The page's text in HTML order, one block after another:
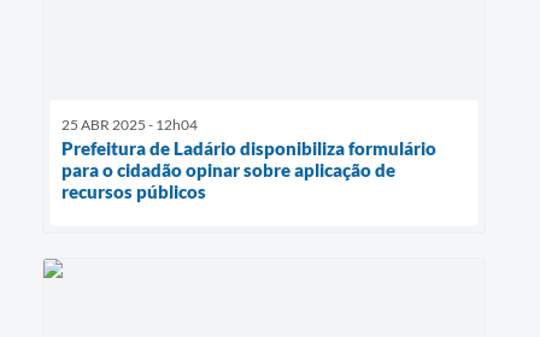
25 ABR 2025 - 12h04
Prefeitura de Ladário disponibiliza formulário
para o cidadão opinar sobre aplicação de
recursos públicos